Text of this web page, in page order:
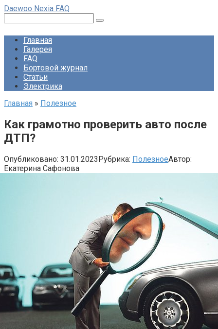
Перейти
контенту
Daewoo Nexia FAQ
Главная
Галерея
FAQ
Бортовой журнал
Статьи
Электрика
Главная » Полезное
Как грамотно проверить авто после
ДТП?
Опубликовано: 31.01.2023Рубрика: ПолезноеАвтор:
Екатерина Сафонова